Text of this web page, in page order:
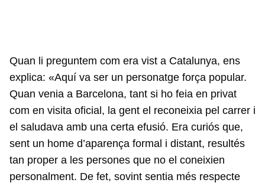
Quan li preguntem com era vist a Catalunya, ens
explica: «Aquí va ser un personatge força popular.
Quan venia a Barcelona, tant si ho feia en privat
com en visita oficial, la gent el reconeixia pel carrer i
el saludava amb una certa efusió. Era curiós que,
sent un home d’aparença formal i distant, resultés
tan proper a les persones que no el coneixien
personalment. De fet, sovint sentia més respecte